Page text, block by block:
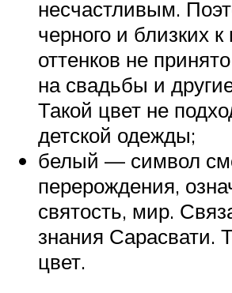
несчастливым.
черного и близких
оттенков не
на свадьбы и
Такой цвет не
детской одежды;
белый — символ
перерождения,
святость, мир.
знания Сарасвати.
цвет.